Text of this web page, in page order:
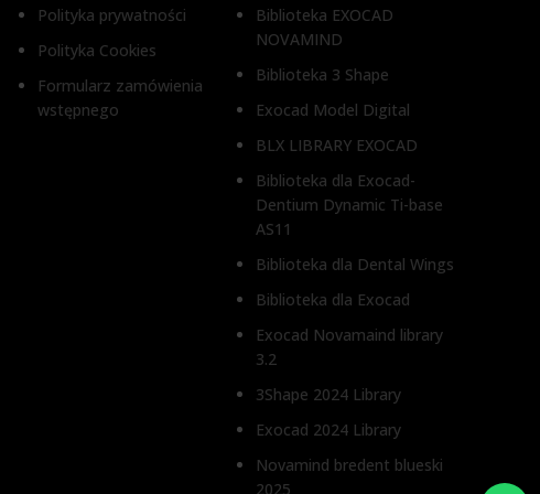
Polityka prywatności
Polityka Cookies
Formularz zamówienia
wstępnego
Biblioteka EXOCAD
NOVAMIND
Biblioteka 3 Shape
Exocad Model Digital
BLX LIBRARY EXOCAD
Biblioteka dla Exocad-
Dentium Dynamic Ti-base
AS11
Biblioteka dla Dental Wings
Biblioteka dla Exocad
Exocad Novamaind library
3.2
3Shape 2024 Library
Exocad 2024 Library
Novamind bredent blueski
2025